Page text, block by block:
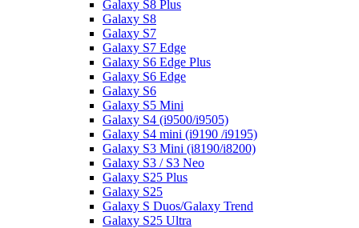
Galaxy S8 Plus
Galaxy S8
Galaxy S7
Galaxy S7 Edge
Galaxy S6 Edge Plus
Galaxy S6 Edge
Galaxy S6
Galaxy S5 Mini
Galaxy S4 (i9500/i9505)
Galaxy S4 mini (i9190 /i9195)
Galaxy S3 Mini (i8190/i8200)
Galaxy S3 / S3 Neo
Galaxy S25 Plus
Galaxy S25
Galaxy S Duos/Galaxy Trend
Galaxy S25 Ultra